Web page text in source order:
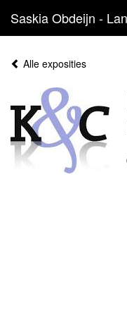
Alle exposities